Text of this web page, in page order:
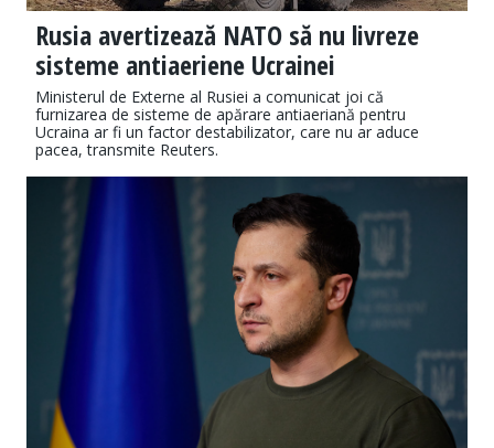
Rusia avertizează NATO să nu livreze
sisteme antiaeriene Ucrainei
Ministerul de Externe al Rusiei a comunicat joi că
furnizarea de sisteme de apărare antiaeriană pentru
Ucraina ar fi un factor destabilizator, care nu ar aduce
pacea, transmite Reuters.